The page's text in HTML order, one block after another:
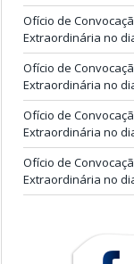
Ofício de
Extraordinária no
Ofício de
Extraordinária no
Ofício de
Extraordinária no
Ofício de
Extraordinária no